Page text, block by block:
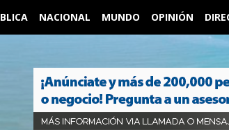
NACIONAL MUNDO OPINIÓN